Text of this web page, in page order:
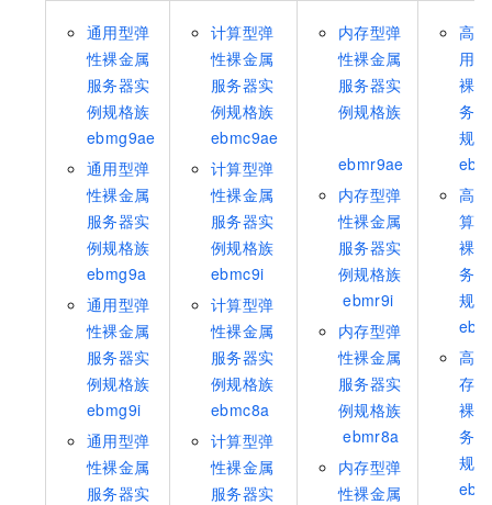
通用型弹
性裸金属
服务器实
例规格族
ebmg9ae
通用型弹
性裸金属
服务器实
例规格族
ebmg9a
通用型弹
性裸金属
服务器实
例规格族
ebmg9i
通用型弹
性裸金属
服务器实
计算型弹
性裸金属
服务器实
例规格族
ebmc9ae
计算型弹
性裸金属
服务器实
例规格族
ebmc9i
计算型弹
性裸金属
服务器实
例规格族
ebmc8a
计算型弹
性裸金属
服务器实
内存型弹
性裸金属
服务器实
例规格族
ebmr9ae
内存型弹
性裸金属
服务器实
例规格族
ebmr9i
内存型弹
性裸金属
服务器实
例规格族
ebmr8a
内存型弹
性裸金属
高
用
裸
务
规
高
算
裸
务
规
高
存
裸
务
规